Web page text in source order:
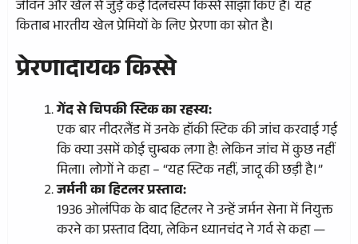
जीवन और खेल से जुड़े कई दिलचस्प किस्से साझा किए हैं। यह
किताब भारतीय खेल प्रेमियों के लिए प्रेरणा का स्रोत है।
प्रेरणादायक किस्से
गेंद से चिपकी स्टिक का रहस्य:
एक बार नीदरलैंड में उनके हॉकी स्टिक की जांच करवाई गई
कि क्या उसमें कोई चुम्बक लगा है! लेकिन जांच में कुछ नहीं
मिला। लोगों ने कहा – “यह स्टिक नहीं, जादू की छड़ी है।”
जर्मनी का हिटलर प्रस्ताव:
1936 ओलंपिक के बाद हिटलर ने उन्हें जर्मन सेना में नियुक्त
करने का प्रस्ताव दिया, लेकिन ध्यानचंद ने गर्व से कहा —